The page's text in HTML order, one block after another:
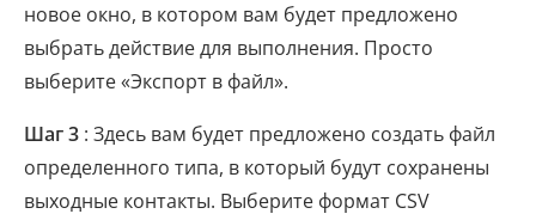
новое окно, в котором вам будет предложено
выбрать действие для выполнения. Просто
выберите «Экспорт в файл».
Шаг 3 : Здесь вам будет предложено создать файл
определенного типа, в который будут сохранены
выходные контакты. Выберите формат CSV